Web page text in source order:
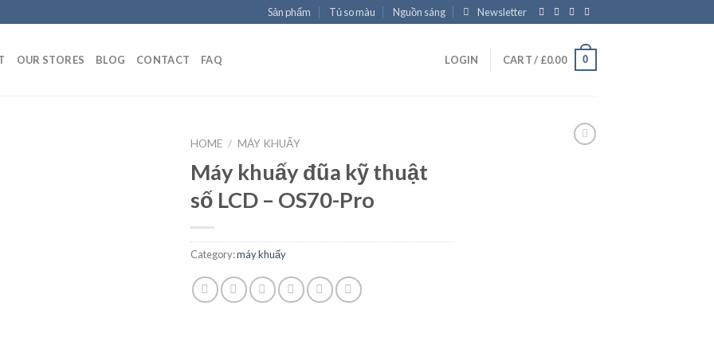
Sản phẩm Tủ so màu Nguồn sáng Newsletter
OUR STORES BLOG CONTACT FAQ LOGIN CART / £0.00 0
HOME / MÁY KHUẤY
Máy khuấy đũa kỹ thuật
số LCD – OS70-Pro
Category:máy khuấy